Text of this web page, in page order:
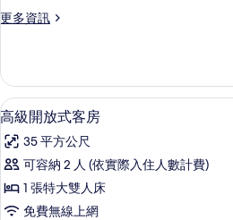
式
房
的
所
有
相
片
更多資訊
更
開
放
式
房
的
情
顯
示
高
級
開
高
5
高級開放式客房
35 平方公尺
可容納 2 人 (依實際入住人數計費)
1 張特大雙人床
免費無線上網